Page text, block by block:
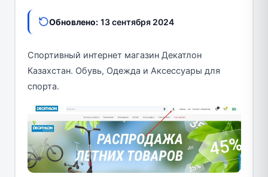
Обновлено: 13 сентября 2024
Спортивный интернет магазин Декатлон
Казахстан. Обувь, Одежда и Аксессуары для
спорта.